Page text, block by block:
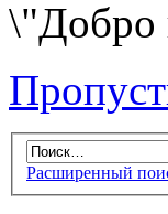
\"Добро
Расширенный